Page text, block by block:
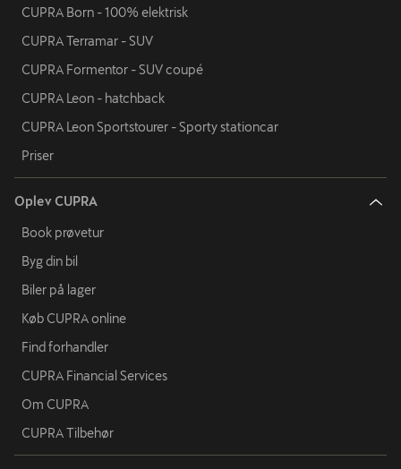
CUPRA Born - 100% elektrisk
CUPRA Terramar - SUV
CUPRA Formentor - SUV coupé
CUPRA Leon - hatchback
CUPRA Leon Sportstourer - Sporty stationcar
Priser
Oplev CUPRA
Book prøvetur
Byg din bil
Biler på lager
Køb CUPRA online
Find forhandler
CUPRA Financial Services
Om CUPRA
CUPRA Tilbehør